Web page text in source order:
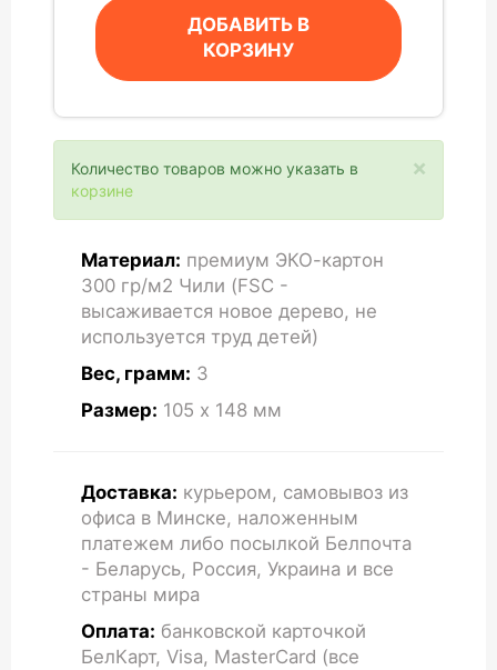
ДОБАВИТЬ В
КОРЗИНУ
×
Количество товаров можно указать в
корзине
Материал: премиум ЭКО-картон
300 гр/м2 Чили (FSC -
высаживается новое дерево, не
используется труд детей)
Вес, грамм: 3
Размер: 105 x 148 мм
Доставка: курьером, самовывоз из
офиса в Минске, наложенным
платежем либо посылкой Белпочта
- Беларусь, Россия, Украина и все
страны мира
Оплата: банковской карточкой
БелКарт, Visa, MasterCard (все